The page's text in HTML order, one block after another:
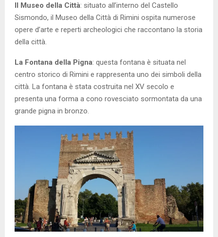
Il Museo della Città: situato all’interno del Castello
Sismondo, il Museo della Città di Rimini ospita numerose
opere d’arte e reperti archeologici che raccontano la storia
della città.
La Fontana della Pigna: questa fontana è situata nel
centro storico di Rimini e rappresenta uno dei simboli della
città. La fontana è stata costruita nel XV secolo e
presenta una forma a cono rovesciato sormontata da una
grande pigna in bronzo.